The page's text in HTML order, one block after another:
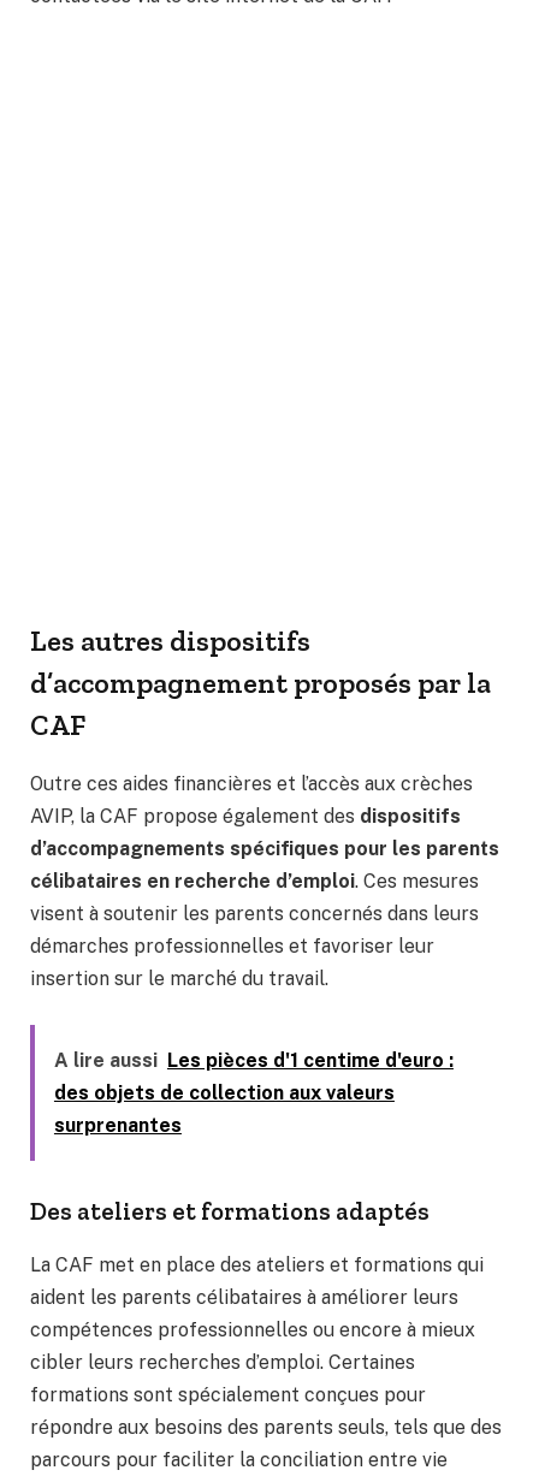
Les autres dispositifs
d’accompagnement proposés par la
CAF
Outre ces aides financières et l’accès aux crèches
AVIP, la CAF propose également des dispositifs
d’accompagnements spécifiques pour les parents
célibataires en recherche d’emploi. Ces mesures
visent à soutenir les parents concernés dans leurs
démarches professionnelles et favoriser leur
insertion sur le marché du travail.
A lire aussi Les pièces d'1 centime d'euro :
des objets de collection aux valeurs
surprenantes
Des ateliers et formations adaptés
La CAF met en place des ateliers et formations qui
aident les parents célibataires à améliorer leurs
compétences professionnelles ou encore à mieux
cibler leurs recherches d’emploi. Certaines
formations sont spécialement conçues pour
répondre aux besoins des parents seuls, tels que des
parcours pour faciliter la conciliation entre vie